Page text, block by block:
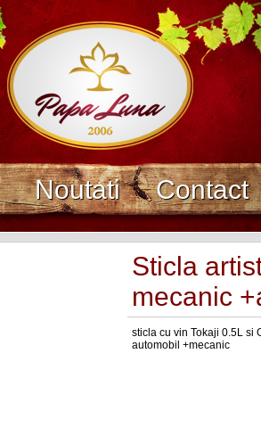
Noutati Contact
Sticla
mecanic
sticla cu vin Tokaji 0.5L si
automobil +mecanic